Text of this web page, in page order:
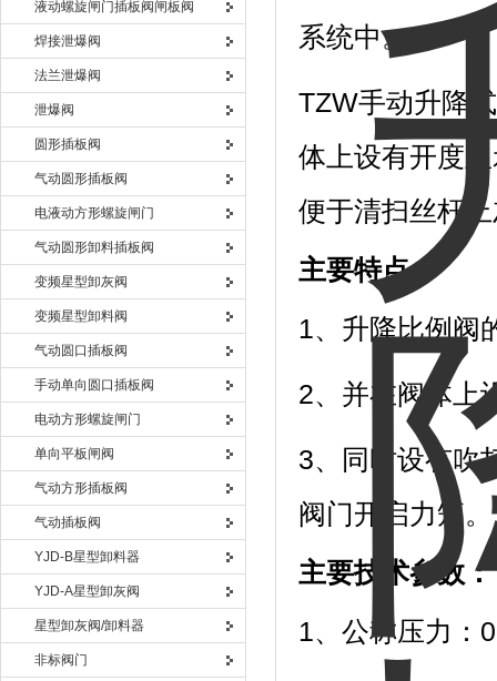
液动螺旋闸门插板阀闸板阀
焊接泄爆阀
法兰泄爆阀
泄爆阀
圆形插板阀
气动圆形插板阀
电液动方形螺旋闸门
气动圆形卸料插板阀
变频星型卸灰阀
变频星型卸料阀
气动圆口插板阀
手动单向圆口插板阀
电动方形螺旋闸门
单向平板闸阀
气动方形插板阀
气动插板阀
YJD-B星型卸料器
YJD-A星型卸灰阀
星型卸灰阀/卸料器
非标阀门
系统中。
TZW手动升降
体上设有开度
便于清扫丝杆
主要特点：
1、升降比例阀
2、并在阀体上
3、同时设有吹
阀门开启力矩。
主要技术参数：
1、公称压力：